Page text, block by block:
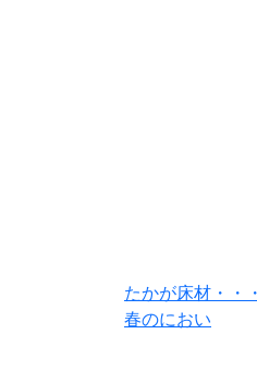
たかが床材・・
春のにおい